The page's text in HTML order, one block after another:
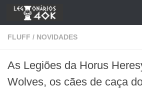
Skip to content
FLUFF / NOVIDADES
As Legiões da Horus
Wolves, os cães de caça